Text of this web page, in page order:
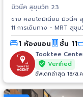
มิวนีค สุขุมวิท 23
ขาย คอนโดมิเนียม มิวนีค
11 การเดินทาง - MRT สุขุมวิท - BTS อโศก - ARL มักกะสัน - รถไฟฟ้าสายสี
ส้ม สถานที่ใกล้เคียง - Terminal 21 - Singha Complex - Emporium -
Central พระราม 9 - ม.ศ
1 ห้องนอน ชั้น 11
Tooktee
Verified
อัพเดทล่าสุด 18/ส.